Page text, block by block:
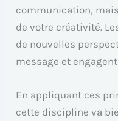
communication,
de votre créativité.
de nouvelles
message et
En appliquant ces
cette discipline va